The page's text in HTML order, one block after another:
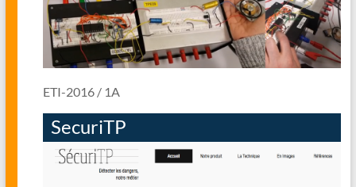
ETI-2016 / 1A
SecuriTP